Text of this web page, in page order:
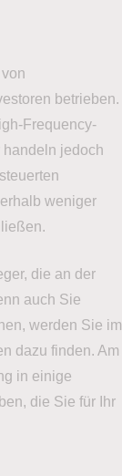
betrieben.
Frequency-
handeln jedoch
weniger
die an der
auch Sie
werden Sie im
dazu finden. Am
in einige
die Sie für Ihr